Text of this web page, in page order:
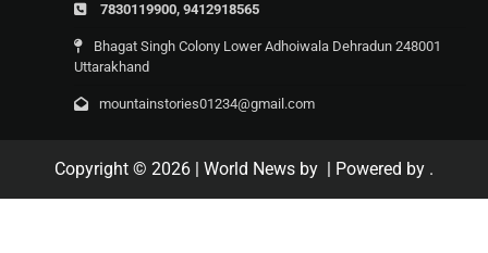
7830119900, 9412918565
Bhagat Singh Colony Lower Adhoiwala Dehradun 248001
Uttarakhand
mountainstories01234@gmail.com
Copyright © 2026 | World News by | Powered by .